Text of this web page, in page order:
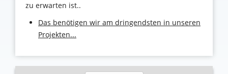
zu erwarten ist..
Das benötigen wir am dringendsten in unseren
Projekten...